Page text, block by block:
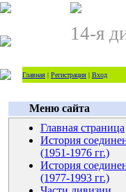
14-я
Главная | Регистрация | Вход
Меню сайта
Главная страница
История
(1951-1976 гг.)
История
(1977-1993 гг.)